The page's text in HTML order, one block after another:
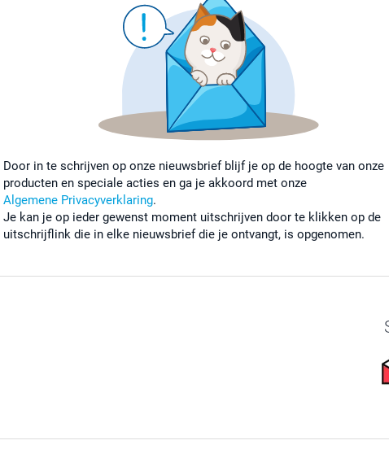
Door in te schrijven op onze nieuwsbrief blijf je op de hoogte van onze
producten en speciale acties en ga je akkoord met onze
Algemene Privacyverklaring.
Je kan je op ieder gewenst moment uitschrijven door te klikken op de
uitschrijflink die in elke nieuwsbrief die je ontvangt, is opgenomen.